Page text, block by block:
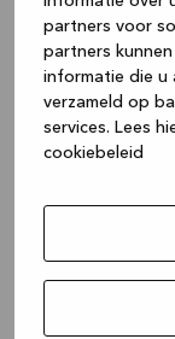
partners voor
partners
informatie die u
verzameld op
services. Lees
cookiebeleid